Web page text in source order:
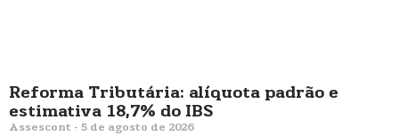
Reforma Tributária: alíquota padrão e
estimativa 18,7% do IBS
Assescont 5 de agosto de 2026